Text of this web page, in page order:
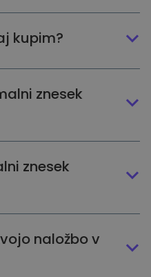
kupim?
znesek
znesek
naložbo v